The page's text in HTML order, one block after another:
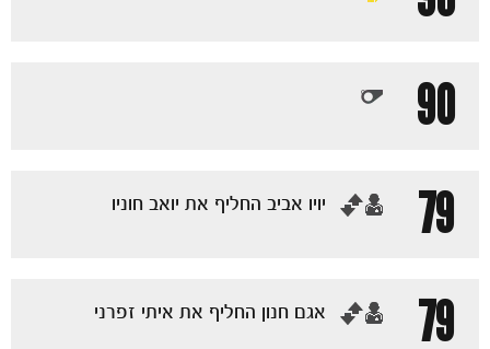
90
79
‏יויו אביב החליף את יואב חוניו
79 ‏אגם חנון החליף את איתי זפרני